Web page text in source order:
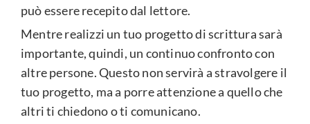
può essere recepito dal lettore.
Mentre realizzi un tuo progetto di scrittura sarà
importante, quindi, un continuo confronto con
altre persone. Questo non servirà a stravolgere il
tuo progetto, ma a porre attenzione a quello che
altri ti chiedono o ti comunicano.